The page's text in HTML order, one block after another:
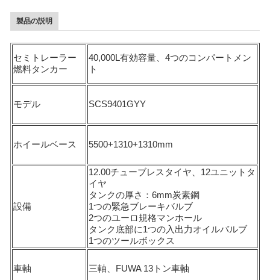
製品の説明
セミトレーラー
燃料タンカー
40,000L有効容量、4つのコンパートメン
ト
モデル SCS9401GYY
ホイールベース 5500+1310+1310mm
設備
12.00チューブレスタイヤ、12ユニットタ
イヤ
タンクの厚さ：6mm炭素鋼
1つの緊急ブレーキバルブ
2つのユーロ規格マンホール
タンク底部に1つの入出力オイルバルブ
1つのツールボックス
車軸 三軸、FUWA 13トン車軸